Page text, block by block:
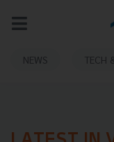
NEWS TECH